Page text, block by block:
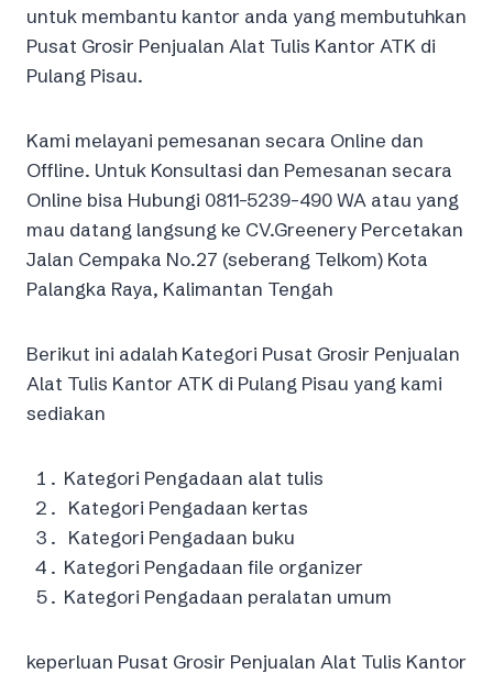
untuk membantu kantor anda yang membutuhkan
Pusat Grosir Penjualan Alat Tulis Kantor ATK di
Pulang Pisau.
Kami melayani pemesanan secara Online dan
Offline. Untuk Konsultasi dan Pemesanan secara
Online bisa Hubungi 0811-5239-490 WA atau yang
mau datang langsung ke CV.Greenery Percetakan
Jalan Cempaka No.27 (seberang Telkom) Kota
Palangka Raya, Kalimantan Tengah
Berikut ini adalah Kategori Pusat Grosir Penjualan
Alat Tulis Kantor ATK di Pulang Pisau yang kami
sediakan
Kategori Pengadaan alat tulis
Kategori Pengadaan kertas
Kategori Pengadaan buku
Kategori Pengadaan file organizer
Kategori Pengadaan peralatan umum
keperluan Pusat Grosir Penjualan Alat Tulis Kantor